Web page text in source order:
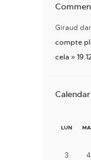
Giraud
compte
cela »
Calendar
LUN
3
4